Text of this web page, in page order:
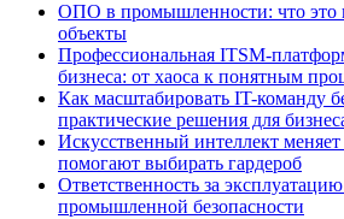
ОПО в промышленности: что это
объекты
Профессиональная ITSM-
бизнеса: от хаоса к понятным
Как масштабировать IT-команду
практические решения для
Искусственный интеллект
помогают выбирать гардероб
Ответственность за
промышленной безопасности